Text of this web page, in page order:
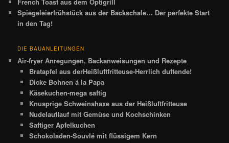
Spiegeleierfrühstück aus der Backschale… Der perfekte Start
in den Tag!
DIE BAUANLEITUNGEN
Air-fryer Anregungen, Backanweisungen und Rezepte
Bratapfel aus derHeißluftfritteuse-Herrlich duftende!
Dicke Bohnen á la Papa
Käsekuchen-mega saftig
Knusprige Schweinshaxe aus der Heißluftfritteuse
Nudelauflauf mit Gemüse und Kochschinken
Saftiger Apfelkuchen
Schokoladen-Souvlé mit flüssigem Kern